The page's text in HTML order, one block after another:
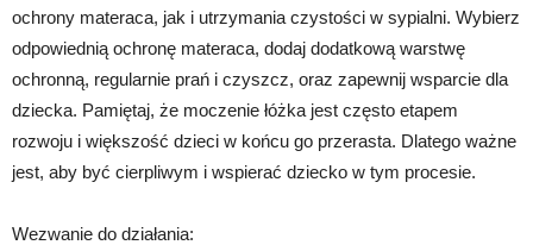
ochrony materaca, jak i utrzymania czystości w sypialni. Wybierz
odpowiednią ochronę materaca, dodaj dodatkową warstwę
ochronną, regularnie prań i czyszcz, oraz zapewnij wsparcie dla
dziecka. Pamiętaj, że moczenie łóżka jest często etapem
rozwoju i większość dzieci w końcu go przerasta. Dlatego ważne
jest, aby być cierpliwym i wspierać dziecko w tym procesie.
Wezwanie do działania: